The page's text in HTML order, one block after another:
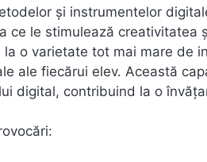
și instrumentelor
ce le stimulează creativitatea
la o varietate tot mai mare de
ale fiecărui elev. Această
digital, contribuind la o